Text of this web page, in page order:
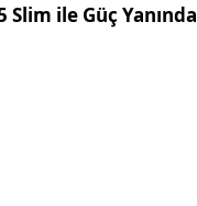
Slim ile Güç Yanında